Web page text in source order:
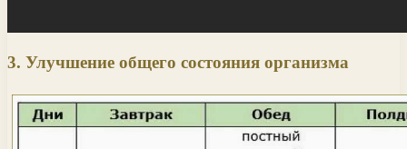
3. Улучшение общего состояния организма